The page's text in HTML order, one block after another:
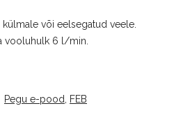
külmale või eelsegatud veele.
vooluhulk 6 l/min.
Pegu e-pood FEB